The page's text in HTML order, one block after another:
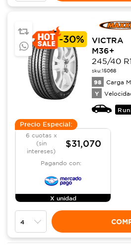
-30%
VICTRA
M36+
245/40
sku:15068
98 Carga
Y
Precio Especial:
6 cuotas x
(sin
intereses)
$31,070
Pagando con:
X unidad